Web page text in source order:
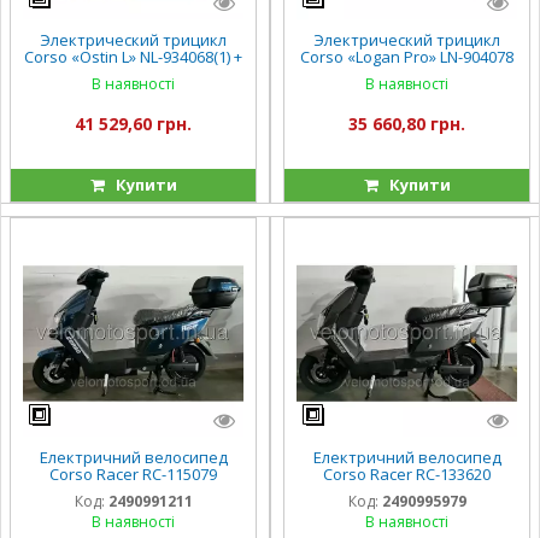
Электрический трицикл
Corso «Ostin L» NL-934068(1) +
1 ЯЩИК АКУМ, двигатель
1200W, аккумулятор
фосфатный
В наявності
41 529,60 грн.
Купити
Электрический трицикл
Corso «Logan Pro» LN-904078
(1) + 1 ЯЩИК АКУМ,
двигатель 1200W,
колеса 300-10
В наявності
35 660,80 грн.
Купити
Електричний велосипед
Corso Racer RC-115079
двигун 1000W, акумулятор
72V/20Ah, в коробці
Код: 2490991211
В наявності
Електричний велосипед
Corso Racer RC-133620
1000W, акумулятор
72V/20Ah, в коробці
Код: 2490995979
В наявності